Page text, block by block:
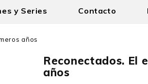
y Series Contacto
años
Reconectados. El
años